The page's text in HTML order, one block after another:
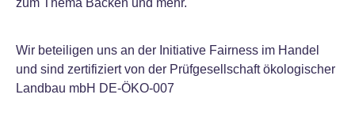
zum Thema Backen und mehr.
Wir beteiligen uns an der Initiative Fairness im Handel
und sind zertifiziert von der Prüfgesellschaft ökologischer
Landbau mbH DE-ÖKO-007